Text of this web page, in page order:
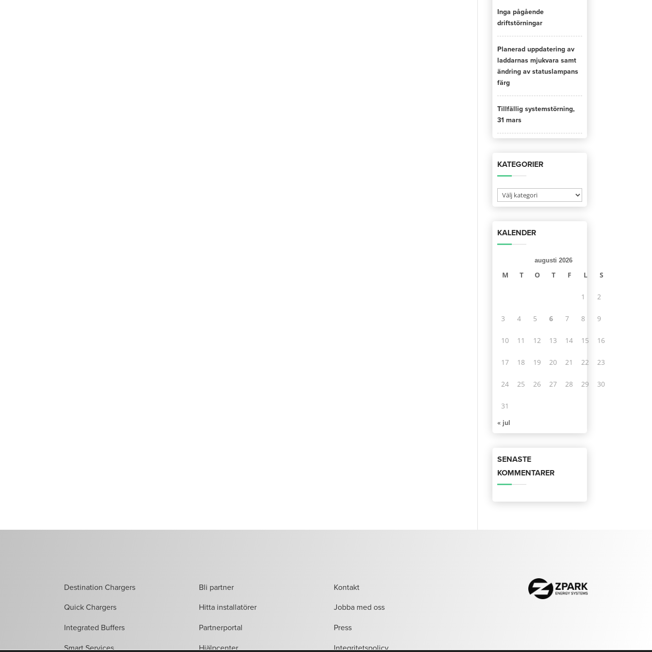
Inga pågående
driftstörningar
Planerad uppdatering av
laddarnas mjukvara samt
ändring av statuslampans
färg
Tillfällig systemstörning,
31 mars
KATEGORIER
Kategorier
KALENDER
augusti 2026
M T O T F L S
1 2
3 4 5 6 7 8 9
10 11 12 13 14 15 16
17 18 19 20 21 22 23
24 25 26 27 28 29 30
31
« jul
SENASTE
KOMMENTARER
Destination Chargers
Quick Chargers
Integrated Buffers
Smart Services
Bli partner
Hitta installatörer
Partnerportal
Hjälpcenter
Kontakt
Jobba med oss
Press
Integritetspolicy